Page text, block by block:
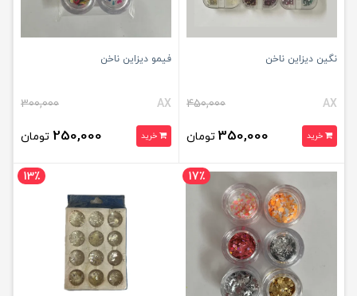
نگین دیزاین ناخن
AX
450,000
خرید 350,000 تومان
فیمو دیزاین ناخن
AX
300,000
خرید 250,000 تومان
17٪ 13٪